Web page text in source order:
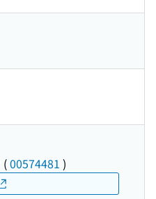
(00574481 )